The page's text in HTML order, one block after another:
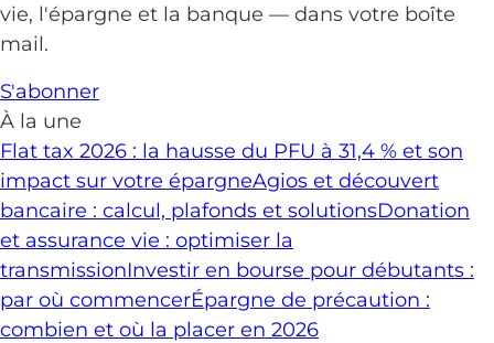
vie, l'épargne et la banque — dans votre boîte
mail.
S'abonner
À la une
Flat tax 2026 : la hausse du PFU à 31,4 % et son
impact sur votre épargneAgios et découvert
bancaire : calcul, plafonds et solutionsDonation
et assurance vie : optimiser la
transmissionInvestir en bourse pour débutants :
par où commencerÉpargne de précaution :
combien et où la placer en 2026